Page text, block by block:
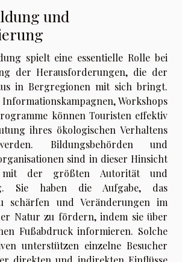
und
spielt eine essentielle Rolle bei
der Herausforderungen, die der
in Bergregionen mit sich bringt.
Workshops
können Touristen effektiv
ihres ökologischen Verhaltens
Bildungsbehörden und
sind in dieser Hinsicht
der größten Autorität und
Sie haben die Aufgabe, das
schärfen und Veränderungen im
Natur zu fördern, indem sie über
Fußabdruck informieren. Solche
unterstützen einzelne Besucher